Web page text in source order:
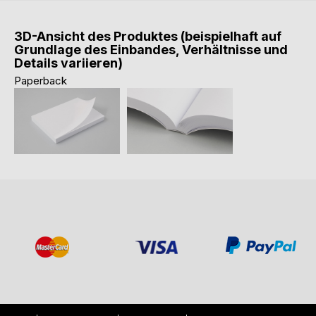
3D-Ansicht des Produktes (beispielhaft auf
Grundlage des Einbandes, Verhältnisse und
Details variieren)
Paperback